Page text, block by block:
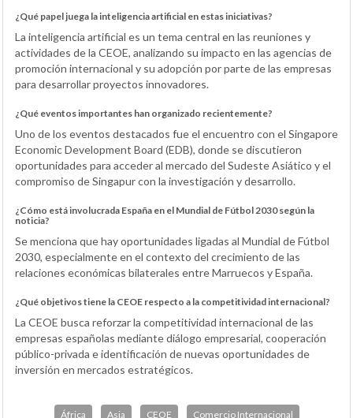
¿Qué papel juega la inteligencia artificial en estas iniciativas?
La inteligencia artificial es un tema central en las reuniones y
actividades de la CEOE, analizando su impacto en las agencias de
promoción internacional y su adopción por parte de las empresas
para desarrollar proyectos innovadores.
¿Qué eventos importantes han organizado recientemente?
Uno de los eventos destacados fue el encuentro con el Singapore
Economic Development Board (EDB), donde se discutieron
oportunidades para acceder al mercado del Sudeste Asiático y el
compromiso de Singapur con la investigación y desarrollo.
¿Cómo está involucrada España en el Mundial de Fútbol 2030 según la
noticia?
Se menciona que hay oportunidades ligadas al Mundial de Fútbol
2030, especialmente en el contexto del crecimiento de las
relaciones económicas bilaterales entre Marruecos y España.
¿Qué objetivos tiene la CEOE respecto a la competitividad internacional?
La CEOE busca reforzar la competitividad internacional de las
empresas españolas mediante diálogo empresarial, cooperación
público-privada e identificación de nuevas oportunidades de
inversión en mercados estratégicos.
África Asia CEOE Comercio Internacional